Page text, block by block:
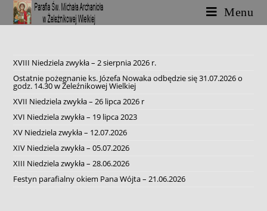
Skip
content
Menu
XVIII Niedziela zwykła – 2 sierpnia 2026 r.
Ostatnie pożegnanie ks. Józefa Nowaka odbędzie się 31.07.2026 o
godz. 14.30 w Żeleźnikowej Wielkiej
XVII Niedziela zwykła – 26 lipca 2026 r
XVI Niedziela zwykła – 19 lipca 2023
XV Niedziela zwykła – 12.07.2026
XIV Niedziela zwykła – 05.07.2026
XIII Niedziela zwykła – 28.06.2026
Festyn parafialny okiem Pana Wójta – 21.06.2026